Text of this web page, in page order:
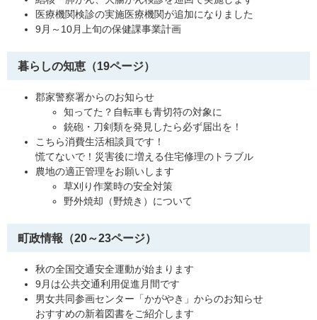
医療機関検診の実施医療機関が追加になりました
9月～10月上旬の保健課事業計画
暮らしの知恵（19ページ）
郡家警察署からのお知らせ
知ってた？自転車も青切符の対象に
銃砲・刀剣類を発見したら必ず届出を！
こちら消費生活相談員です！
慌てないで！災害後に増える住宅修理のトラブル
農地の適正管理をお願いします
草刈り作業時の安全対策
野外焼却（野焼き）について
町政情報（20～23ページ）
秋の全国交通安全運動が始まります
9月は公共交通利用促進月間です
男女共同参画センター「かがやき」からのお知らせ
おすすめの新着図書をご紹介します